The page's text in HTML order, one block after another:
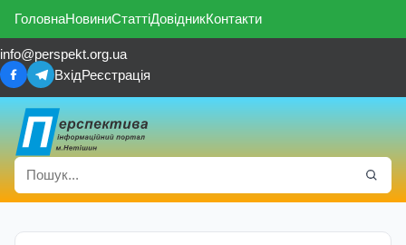
ГоловнаНовиниСтаттіДовідникКонтакти
info@perspekt.org.ua
ВхідРеєстрація